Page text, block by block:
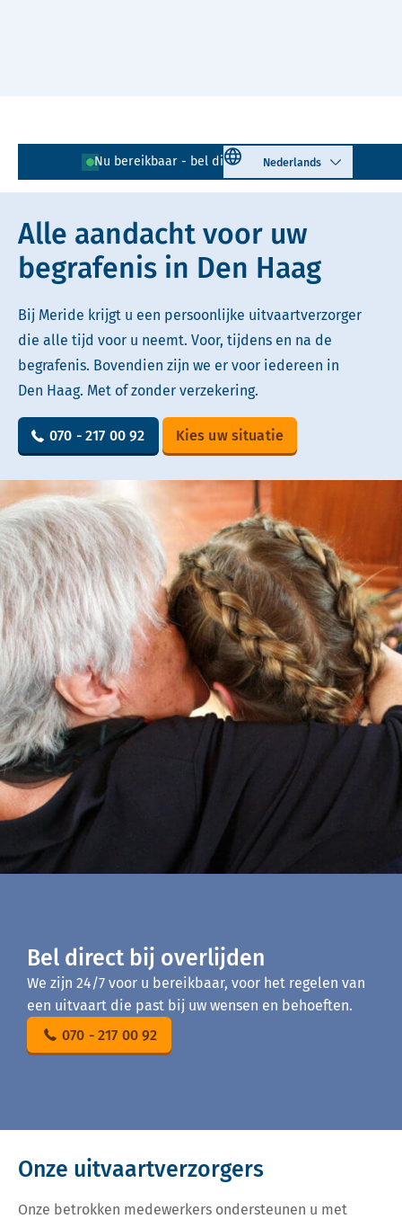
Nu bereikbaar - bel direct! 070 - 217 00 92
Select language
Lees voor Uitleg woorden
Simpele tekst
Alle aandacht voor uw
begrafenis in Den Haag
Bij Meride krijgt u een persoonlijke uitvaartverzorger
die alle tijd voor u neemt. Voor, tijdens en na de
begrafenis. Bovendien zijn we er voor iedereen in
Den Haag. Met of zonder verzekering.
070 - 217 00 92 Kies uw situatie
Bel direct bij overlijden
We zijn 24/7 voor u bereikbaar, voor het regelen van
een uitvaart die past bij uw wensen en behoeften.
070 - 217 00 92
Onze uitvaartverzorgers
Onze betrokken medewerkers ondersteunen u met